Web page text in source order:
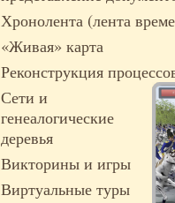
Хронолента (лента
«Живая» карта
Реконструкция
Сети и
генеалогические
деревья
Викторины и игры
Виртуальные туры